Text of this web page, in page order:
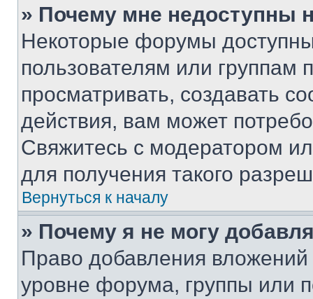
» Почему мне недоступны
Некоторые форумы
пользователям или группам
просматривать, создавать
действия, вам может
Свяжитесь с модератором
для получения такого
Вернуться к началу
» Почему я не могу
Право добавления
уровне форума, группы или